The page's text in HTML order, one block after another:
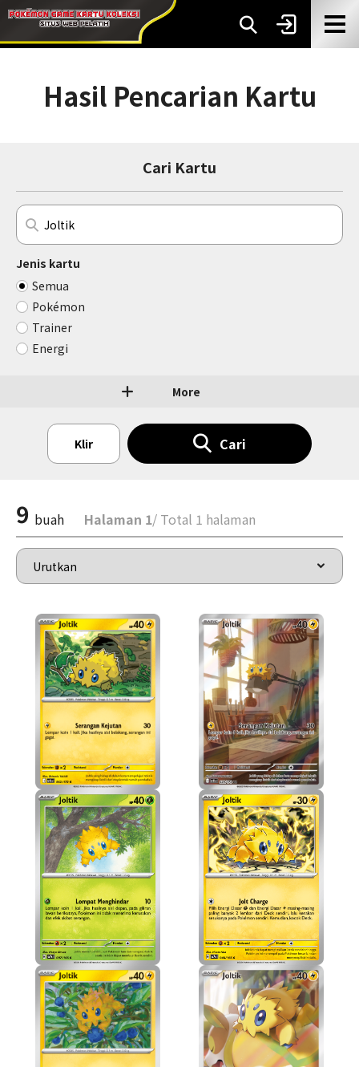
Hasil Pencarian Kartu
Cari Kartu
Jenis kartu
Semua
Pokémon
Trainer
Energi
More
Klir Cari
9 buah Halaman 1/ Total 1 halaman